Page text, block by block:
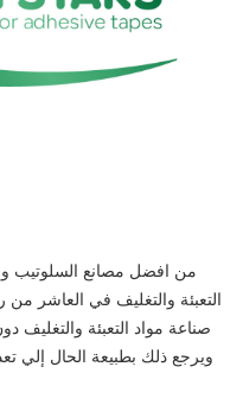
التعبئة والتغليف في العاشر من
صناعة مواد التعبئة والتغليف
ويرجع ذلك بطبيعة الحال إلي